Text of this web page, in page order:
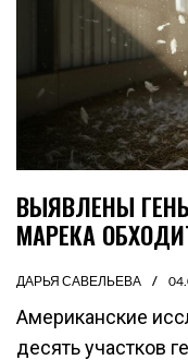
ВЫЯВЛЕНЫ
МАРЕКА
ДАРЬЯ САВЕЛЬЕВА
Американские
десять участков